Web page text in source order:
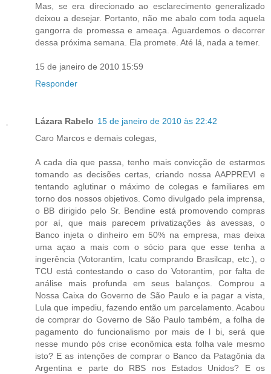
Mas, se era direcionado ao esclarecimento generalizado
deixou a desejar. Portanto, não me abalo com toda aquela
gangorra de promessa e ameaça. Aguardemos o decorrer
dessa próxima semana. Ela promete. Até lá, nada a temer.
15 de janeiro de 2010 15:59
Responder
Lázara Rabelo 15 de janeiro de 2010 às 22:42
Caro Marcos e demais colegas,
A cada dia que passa, tenho mais convicção de estarmos
tomando as decisões certas, criando nossa AAPPREVI e
tentando aglutinar o máximo de colegas e familiares em
torno dos nossos objetivos. Como divulgado pela imprensa,
o BB dirigido pelo Sr. Bendine está promovendo compras
por aí, que mais parecem privatizações às avessas, o
Banco injeta o dinheiro em 50% na empresa, mas deixa
uma açao a mais com o sócio para que esse tenha a
ingerência (Votorantim, Icatu comprando Brasilcap, etc.), o
TCU está contestando o caso do Votorantim, por falta de
análise mais profunda em seus balanços. Comprou a
Nossa Caixa do Governo de São Paulo e ia pagar a vista,
Lula que impediu, fazendo então um parcelamento. Acabou
de comprar do Governo de São Paulo também, a folha de
pagamento do funcionalismo por mais de l bi, será que
nesse mundo pós crise econômica esta folha vale mesmo
isto? E as intenções de comprar o Banco da Patagônia da
Argentina e parte do RBS nos Estados Unidos? E os